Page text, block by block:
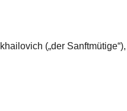
(„der